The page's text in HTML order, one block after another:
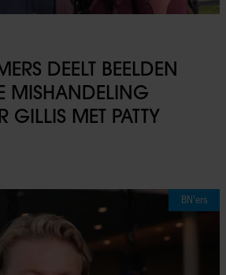
DEELT BEELDEN
MISHANDELING
GILLIS MET PATTY
BN'ers